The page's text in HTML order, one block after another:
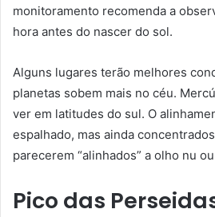
monitoramento recomenda a
hora antes do nascer do sol.
Alguns lugares terão melhores
planetas sobem mais no céu.
ver em latitudes do sul. O
espalhado, mas ainda
parecerem “alinhados” a olho nu
Pico das